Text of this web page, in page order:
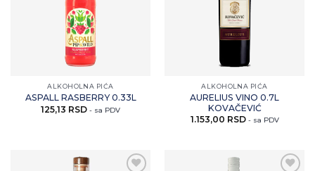
ALKOHOLNA PIĆA
ASPALL RASBERRY 0.33L
125,13 RSD - sa PDV
ALKOHOLNA PIĆA
AURELIUS VINO 0.7L
KOVAČEVIĆ
1.153,00 RSD - sa PDV